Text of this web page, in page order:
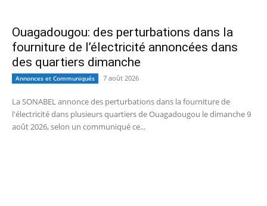
Ouagadougou: des perturbations dans la
fourniture de l’électricité annoncées dans
des quartiers dimanche
Annonces et Communiqués 7 août 2026
La SONABEL annonce des perturbations dans la fourniture de
l'électricité dans plusieurs quartiers de Ouagadougou le dimanche 9
août 2026, selon un communiqué ce...